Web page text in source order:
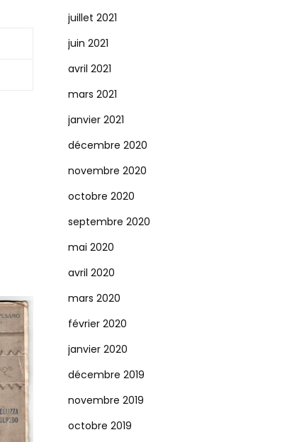
juillet 2021
juin 2021
avril 2021
mars 2021
janvier 2021
décembre 2020
novembre 2020
octobre 2020
septembre 2020
mai 2020
avril 2020
mars 2020
février 2020
janvier 2020
décembre 2019
novembre 2019
octobre 2019